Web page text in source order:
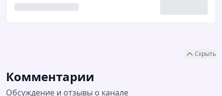
Скрыть
Комментарии
Обсуждение и отзывы о канале